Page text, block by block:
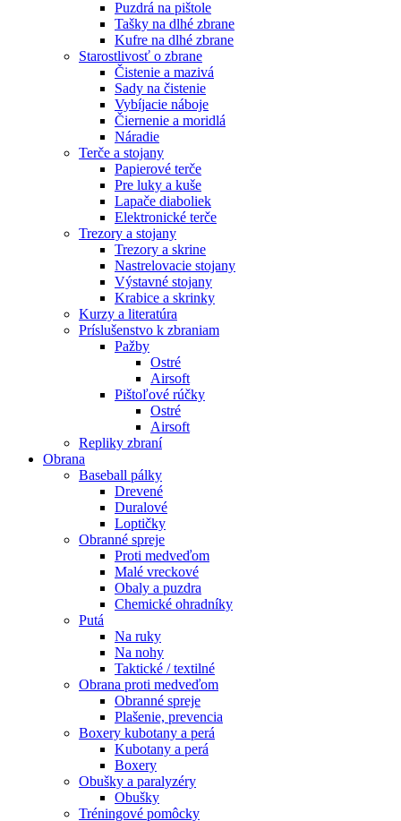
Puzdrá na pištole
Tašky na dlhé zbrane
Kufre na dlhé zbrane
Starostlivosť o zbrane
Čistenie a mazivá
Sady na čistenie
Vybíjacie náboje
Čiernenie a moridlá
Náradie
Terče a stojany
Papierové terče
Pre luky a kuše
Lapače diaboliek
Elektronické terče
Trezory a stojany
Trezory a skrine
Nastrelovacie stojany
Výstavné stojany
Krabice a skrinky
Kurzy a literatúra
Príslušenstvo k zbraniam
Pažby
Ostré
Airsoft
Pištoľové rúčky
Ostré
Airsoft
Repliky zbraní
Obrana
Baseball pálky
Drevené
Duralové
Loptičky
Obranné spreje
Proti medveďom
Malé vreckové
Obaly a puzdra
Chemické ohradníky
Putá
Na ruky
Na nohy
Taktické / textilné
Obrana proti medveďom
Obranné spreje
Plašenie, prevencia
Boxery kubotany a perá
Kubotany a perá
Boxery
Obušky a paralyzéry
Obušky
Tréningové pomôcky